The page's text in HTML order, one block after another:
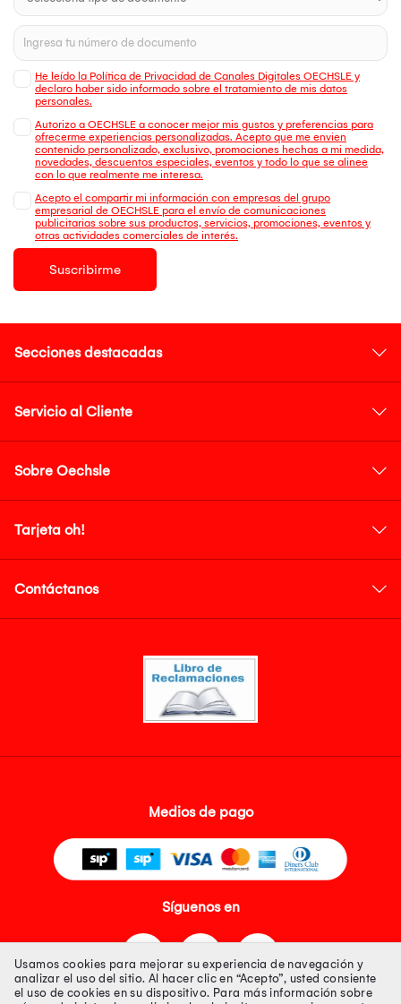
He leído la Política de Privacidad de Canales Digitales OECHSLE y
declaro haber sido informado sobre el tratamiento de mis datos
personales.
Autorizo a OECHSLE a conocer mejor mis gustos y preferencias para
ofrecerme experiencias personalizadas. Acepto que me envien
contenido personalizado, exclusivo, promociones hechas a mi medida,
novedades, descuentos especiales, eventos y todo lo que se alinee
con lo que realmente me interesa.
Acepto el compartir mi información con empresas del grupo
empresarial de OECHSLE para el envío de comunicaciones
publicitarias sobre sus productos, servicios, promociones, eventos y
otras actividades comerciales de interés.
Suscribirme
Secciones destacadas
Servicio al Cliente
Sobre Oechsle
Tarjeta oh!
Contáctanos
Medios de pago
Síguenos en
Usamos cookies para mejorar su experiencia de navegación y
analizar el uso del sitio. Al hacer clic en “Acepto”, usted consiente
el uso de cookies en su dispositivo. Para más información sobre